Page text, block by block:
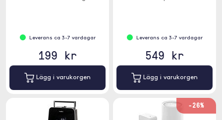
Leverans ca 3-7 vardagar
199 kr
Lägg i varukorgen
Leverans ca 3-7 vardagar
549 kr
Lägg i varukorgen
-26%